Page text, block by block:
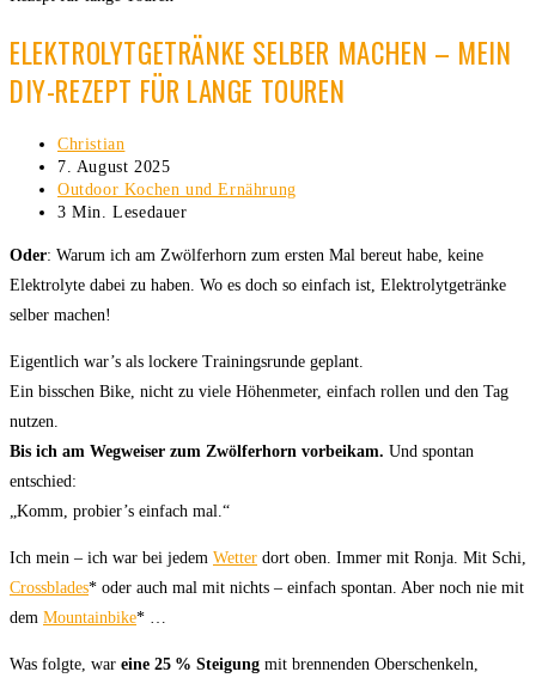
ELEKTROLYTGETRÄNKE SELBER MACHEN – MEIN
DIY-REZEPT FÜR LANGE TOUREN
Beitrags-
Autor:
Christian
Beitrag
veröffentlicht:
7. August 2025
Beitrags-
Kategorie:
Outdoor Kochen und Ernährung
Lesedauer:
3 Min. Lesedauer
Oder: Warum ich am Zwölferhorn zum ersten Mal bereut habe, keine
Elektrolyte dabei zu haben. Wo es doch so einfach ist, Elektrolytgetränke
selber machen!
Eigentlich war’s als lockere Trainingsrunde geplant.
Ein bisschen Bike, nicht zu viele Höhenmeter, einfach rollen und den Tag
nutzen.
Bis ich am Wegweiser zum Zwölferhorn vorbeikam. Und spontan
entschied:
„Komm, probier’s einfach mal.“
Ich mein – ich war bei jedem Wetter dort oben. Immer mit Ronja. Mit Schi,
Crossblades* oder auch mal mit nichts – einfach spontan. Aber noch nie mit
dem Mountainbike* …
Was folgte, war eine 25 % Steigung mit brennenden Oberschenkeln,